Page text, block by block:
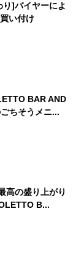
]バイヤーによ
い付け
BAR AND
ちそうメニ...
高の盛り上がり
B...